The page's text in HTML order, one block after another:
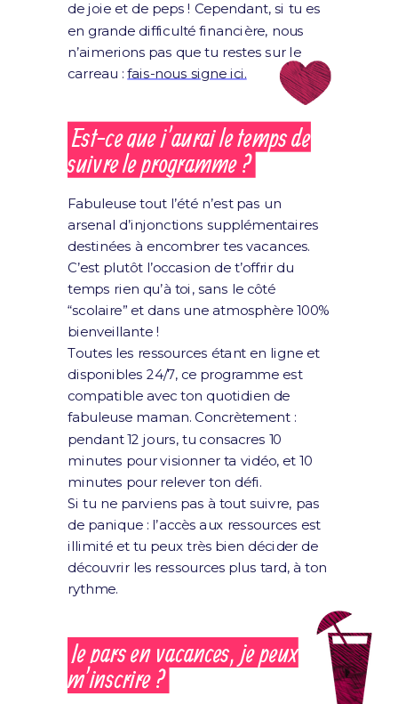
de joie et de peps ! Cependant, si tu es
en grande difficulté financière, nous
n’aimerions pas que tu restes sur le
carreau :fais-nous signe ici.
Est-ce que j’aurai le temps de
suivre le programme ?
Fabuleuse tout l’été n’est pas un
arsenal d’injonctions supplémentaires
destinées à encombrer tes vacances.
C’est plutôt l’occasion de t’offrir du
temps rien qu’à toi, sans le côté
“scolaire” et dans une atmosphère 100%
bienveillante !
Toutes les ressources étant en ligne et
disponibles 24/7, ce programme est
compatible avec ton quotidien de
fabuleuse maman. Concrètement :
pendant 12 jours, tu consacres 10
minutes pour visionner ta vidéo, et 10
minutes pour relever ton défi.
Si tu ne parviens pas à tout suivre, pas
de panique : l’accès aux ressources est
illimité et tu peux très bien décider de
découvrir les ressources plus tard, à ton
rythme.
Je pars en vacances, je peux
m’inscrire ?